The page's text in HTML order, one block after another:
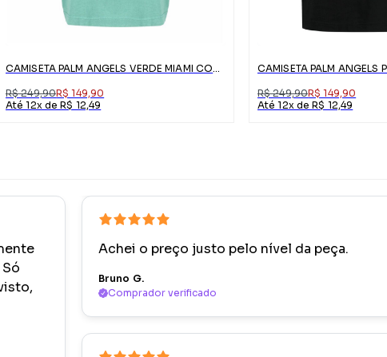
R$ 249,90R$ 149,90
Até 12x de R$ 12,49
R$ 249,90R$ 149,90
Até 12x de R$ 12,49
Achei o preço justo pelo nível da peça.
Bruno G.
Comprador verificado